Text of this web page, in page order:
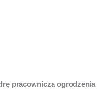
pracowniczą ogrodzenia